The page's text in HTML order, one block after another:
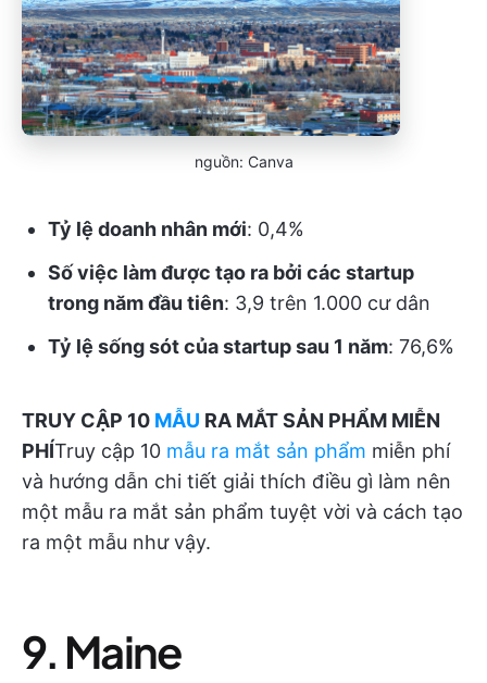
nguồn: Canva
Tỷ lệ doanh nhân mới: 0,4%
Số việc làm được tạo ra bởi các startup
trong năm đầu tiên: 3,9 trên 1.000 cư dân
Tỷ lệ sống sót của startup sau 1 năm: 76,6%
TRUY CẬP 10 MẪU RA MẮT SẢN PHẨM MIỄN
PHÍTruy cập 10 mẫu ra mắt sản phẩm miễn phí
và hướng dẫn chi tiết giải thích điều gì làm nên
một mẫu ra mắt sản phẩm tuyệt vời và cách tạo
ra một mẫu như vậy.
9. Maine